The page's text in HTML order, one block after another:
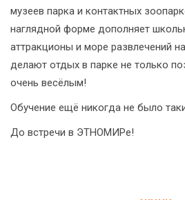
музеев парка и контактных
наглядной форме дополняет
аттракционы и море развлечений
делают отдых в парке не только
очень весёлым!
Обучение ещё никогда не было
До встречи в ЭТНОМИРе!